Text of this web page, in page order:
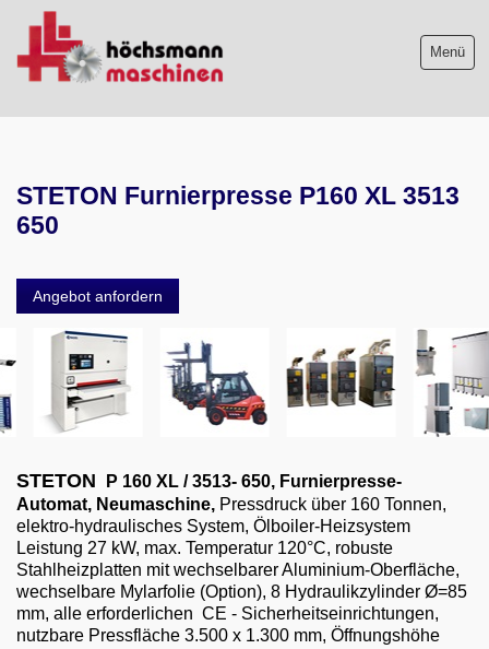
Menü
Maschinenankauf
Videos
Service
Wir über uns
Email
English
STETON Furnierpresse P160 XL 3513
650
Angebot anfordern
STETON
P 160 XL / 3513- 650, Furnierpresse-
Automat, Neumaschine, Pressdruck über 160 Tonnen,
elektro-hydraulisches System, Ölboiler-Heizsystem
Leistung 27 kW, max. Temperatur 120°C, robuste
Stahlheizplatten mit wechselbarer Aluminium-Oberfläche,
wechselbare Mylarfolie (Option), 8 Hydraulikzylinder Ø=85
mm, alle erforderlichen CE - Sicherheitseinrichtungen,
nutzbare Pressfläche 3.500 x 1.300 mm, Öffnungshöhe